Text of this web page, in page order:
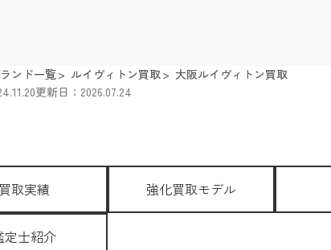
ンド一覧 ルイヴィトン買取
大阪ルイヴィトン買取
更新日：2026.07.24
買取実績 強化買取モデル
定士紹介